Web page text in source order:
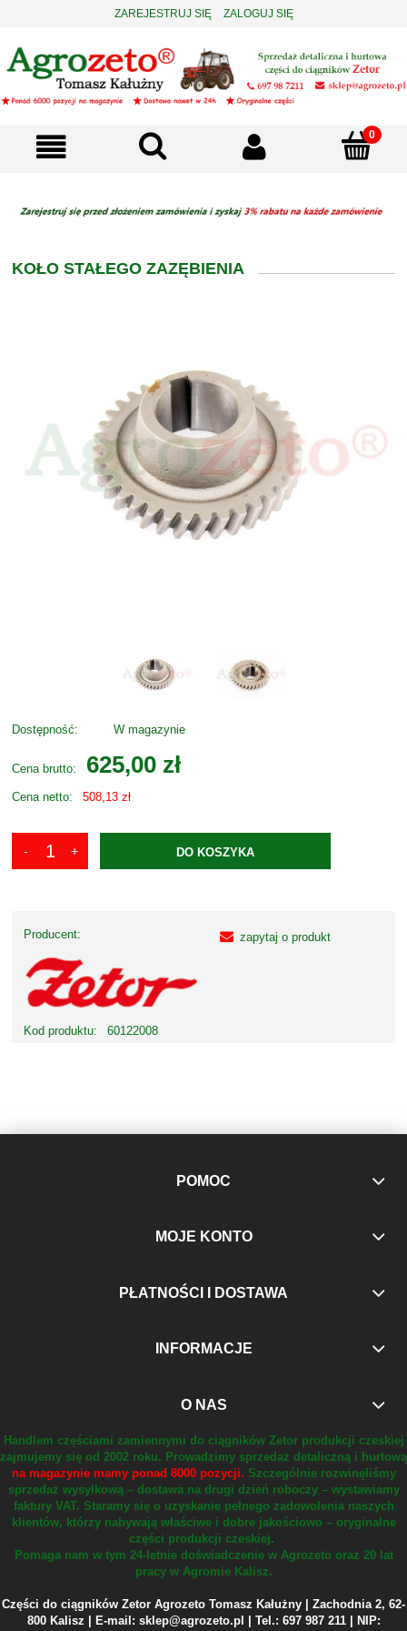
ZAREJESTRUJ SIĘ ZALOGUJ SIĘ
KOŁO STAŁEGO ZAZĘBIENIA
Dostępność: W magazynie
Cena brutto: 625,00 zł
Cena netto: 508,13 zł
DO KOSZYKA
Producent:
Kod produktu: 60122008
zapytaj o produkt
POMOC
MOJE KONTO
PŁATNOŚCI I DOSTAWA
INFORMACJE
O NAS
Handlem częściami zamiennymi do ciągników Zetor produkcji czeskiej
zajmujemy się od 2002 roku. Prowadzimy sprzedaż detaliczną i hurtową
na magazynie mamy ponad 8000 pozycji. Szczególnie rozwinęliśmy
sprzedaż wysyłkową – dostawa na drugi dzień roboczy – wystawiamy
faktury VAT. Staramy się o uzyskanie pełnego zadowolenia naszych
klientów, którzy nabywają właściwe i dobre jakościowo – oryginalne
części produkcji czeskiej.
Pomaga nam w tym 24-letnie doświadczenie w Agrozeto oraz 20 lat
pracy w Agromie Kalisz.
Części do ciągników Zetor Agrozeto Tomasz Kałużny | Zachodnia 2, 62-
800 Kalisz | E-mail: sklep@agrozeto.pl | Tel.: 697 987 211 | NIP: